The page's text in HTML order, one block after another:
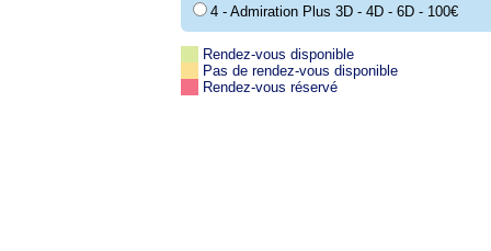
4 - Admiration Plus 3D - 4D - 6D - 100€
Rendez-vous disponible
Pas de rendez-vous disponible
Rendez-vous réservé